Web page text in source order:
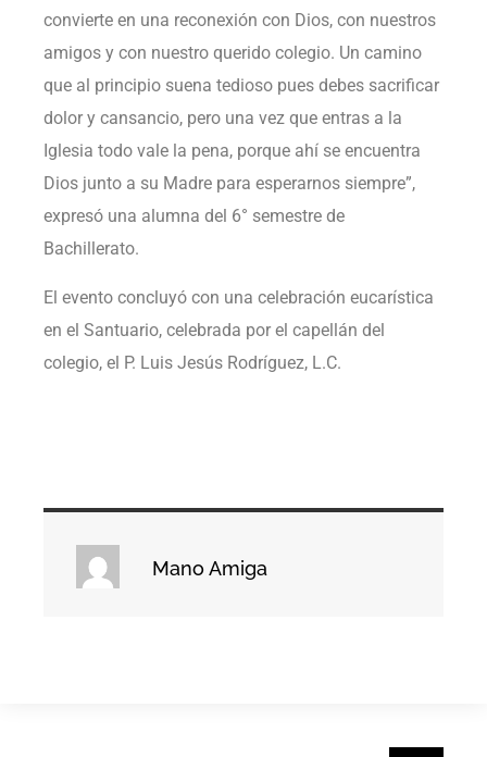
convierte en una reconexión con Dios, con nuestros
amigos y con nuestro querido colegio. Un camino
que al principio suena tedioso pues debes sacrificar
dolor y cansancio, pero una vez que entras a la
Iglesia todo vale la pena, porque ahí se encuentra
Dios junto a su Madre para esperarnos siempre”,
expresó una alumna del 6° semestre de
Bachillerato.
El evento concluyó con una celebración eucarística
en el Santuario, celebrada por el capellán del
colegio, el P. Luis Jesús Rodríguez, L.C.
Mano Amiga